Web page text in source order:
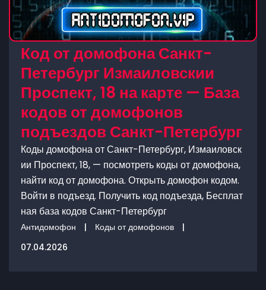
Код от домофона Санкт-
Петербург Измаиловскии
Проспект, 18 на карте — База
кодов от домофонов
подъездов Санкт-Петербург
Коды домофона от Санкт-Петербург, Измаиловск
ии Проспект, 18, — посмотреть коды от домофона,
найти код от домофона. Открыть домофон кодом.
Войти в подъезд. Получить код подъезда, Бесплат
ная база кодов Санкт-Петербург
Антидомофон | Коды от домофонов
|
07.04.2026